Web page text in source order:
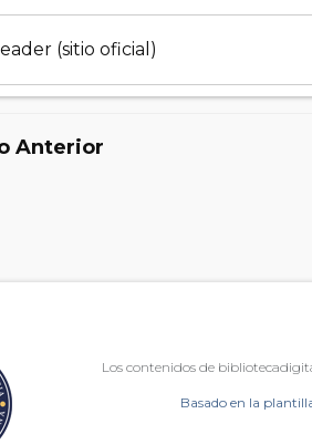
(sitio oficial)
Anterior
Los contenidos de
Basado en la